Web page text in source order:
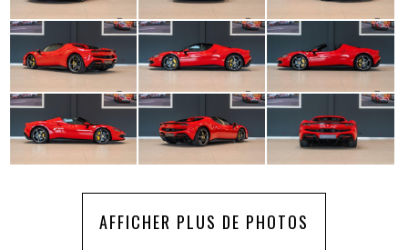
AFFICHER PLUS DE PHOTOS